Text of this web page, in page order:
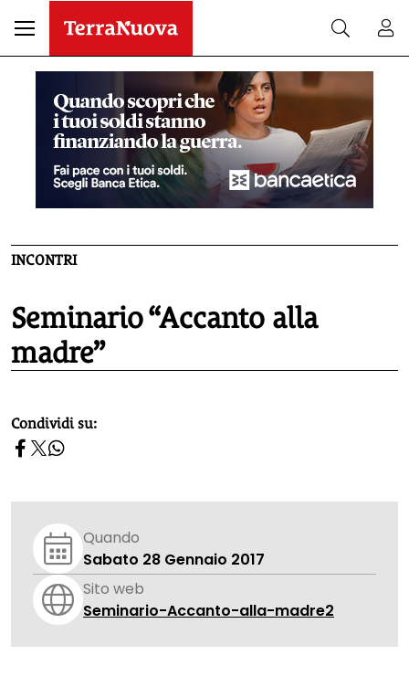
INCONTRI
Seminario “Accanto alla
madre”
homepage h2
Condividi su:
Quando
Sabato 28 Gennaio 2017
Sito web
Seminario-Accanto-alla-madre2